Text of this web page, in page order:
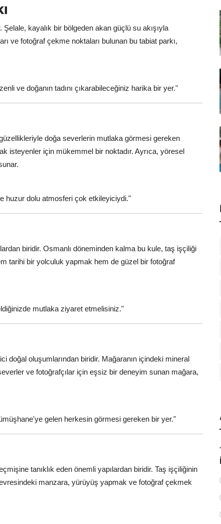
kayalık bir bölgeden akan güçlü su akışıyla
ve fotoğraf çekme noktaları bulunan bu tabiat parkı,
ve doğanın tadını çıkarabileceğiniz harika bir yer."
doğa severlerin mutlaka görmesi gereken
isteyenler için mükemmel bir noktadır. Ayrıca, yöresel
huzur dolu atmosferi çok etkileyiciydi."
biridir. Osmanlı döneminden kalma bu kule, taş işçiliği
tarihi bir yolculuk yapmak hem de güzel bir fotoğraf
mutlaka ziyaret etmelisiniz."
doğal oluşumlarından biridir. Mağaranın içindeki mineral
ve fotoğrafçılar için eşsiz bir deneyim sunan mağara,
gelen herkesin görmesi gereken bir yer."
tanıklık eden önemli yapılardan biridir. Taş işçiliğinin
manzara, yürüyüş yapmak ve fotoğraf çekmek